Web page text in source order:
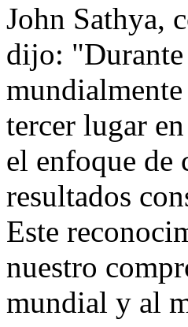
John Sathya,
dijo: "Durante
tercer lugar
el enfoque de
resultados
Este
nuestro
mundial y al